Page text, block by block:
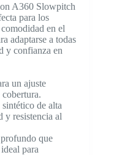
A360 Slowpitch
para los
en el
adaptarse a todas
y confianza en
un ajuste
de alta
y resistencia al
que
para